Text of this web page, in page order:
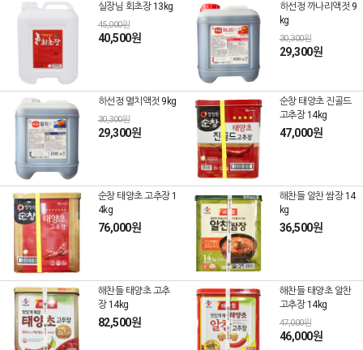
실장님 회초장 13kg
45,000원
40,500원
하선정 까나리액젓 9
kg
30,300원
29,300원
하선정 멸치액젓 9kg
30,300원
29,300원
순창 태양초 진골드
고추장 14kg
47,000원
순창 태양초 고추장 1
4kg
76,000원
해찬들 알찬 쌈장 14
kg
36,500원
해찬들 태양초 고추
장 14kg
82,500원
해찬들 태양초 알찬
고추장 14kg
47,000원
46,000원